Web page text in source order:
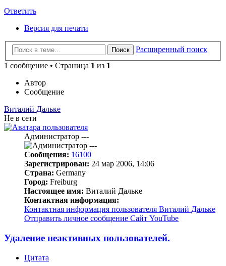
Ответить
Версия для печати
Поиск
Расширенный поиск
1 сообщение • Страница 1 из 1
Автор
Сообщение
Виталий Дальке
Не в сети
Администратор ---
Сообщения: 16100
Зарегистрирован: 24 мар 2006, 14:06
Страна: Germany
Город: Freiburg
Настоящее имя: Виталий Дальке
Контактная информация:
Контактная информация пользователя Виталий Дальке
Отправить личное сообщение Сайт YouTube
Удаление неактивных пользователей.
Цитата